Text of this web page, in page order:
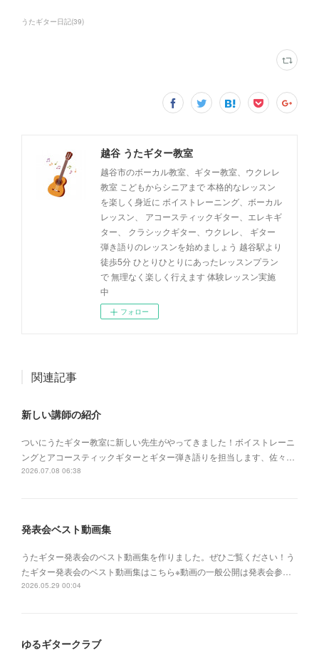
うたギター日記(39)
越谷 うたギター教室
越谷市のボーカル教室、ギター教室、ウクレレ
教室 こどもからシニアまで 本格的なレッスン
を楽しく身近に ボイストレーニング、ボーカル
レッスン、 アコースティックギター、エレキギ
ター、 クラシックギター、ウクレレ、 ギター
弾き語りのレッスンを始めましょう 越谷駅より
徒歩5分 ひとりひとりにあったレッスンプラン
で 無理なく楽しく行えます 体験レッスン実施
中
フォロー
関連記事
新しい講師の紹介
ついにうたギター教室に新しい先生がやってきました！ボイストレーニ
ングとアコースティックギターとギター弾き語りを担当します、佐々…
2026.07.08 06:38
発表会ベスト動画集
うたギター発表会のベスト動画集を作りました。ぜひご覧ください！う
たギター発表会のベスト動画集はこちら※動画の一般公開は発表会参…
2026.05.29 00:04
ゆるギタークラブ